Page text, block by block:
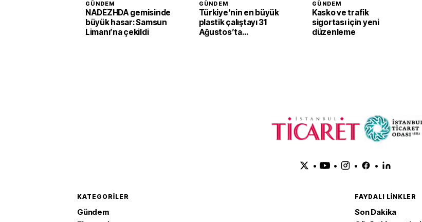
GÜNDEM
NADEZHDA gemisinde
büyük hasar: Samsun
Limanı’na çekildi
GÜNDEM
Türkiye’nin en büyük
plastik çalıştayı 31
Ağustos’ta
GÜNDEM
Kasko ve trafik
sigortası için yeni
düzenleme
• • • •
KATEGORILER
Gündem
FAYDALI LINKLER
Son Dakika